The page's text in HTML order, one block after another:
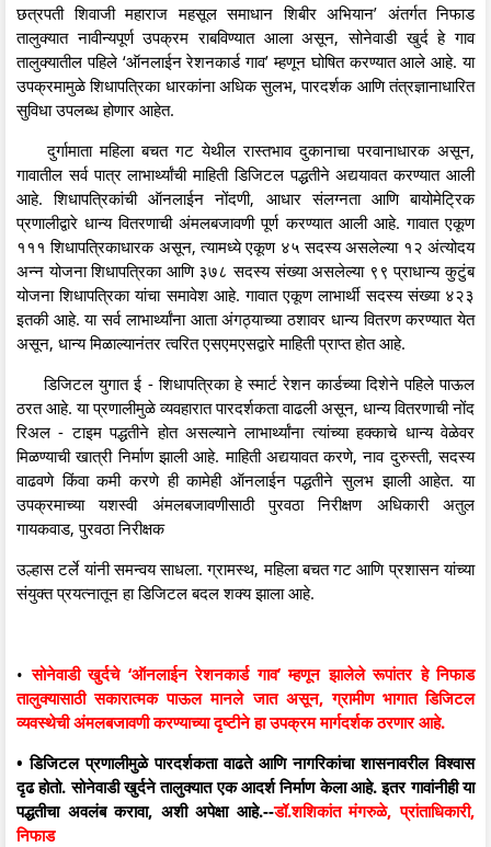
छत्रपती शिवाजी महाराज महसूल समाधान शिबीर अभियान’ अंतर्गत निफाड
तालुक्यात नावीन्यपूर्ण उपक्रम राबविण्यात आला असून, सोनेवाडी खुर्द हे गाव
तालुक्यातील पहिले ‘ऑनलाईन रेशनकार्ड गाव’ म्हणून घोषित करण्यात आले आहे. या
उपक्रमामुळे शिधापत्रिका धारकांना अधिक सुलभ, पारदर्शक आणि तंत्रज्ञानाधारित
सुविधा उपलब्ध होणार आहेत.
दुर्गामाता महिला बचत गट येथील रास्तभाव दुकानाचा परवानाधारक असून,
गावातील सर्व पात्र लाभार्थ्यांची माहिती डिजिटल पद्धतीने अद्ययावत करण्यात आली
आहे. शिधापत्रिकांची ऑनलाईन नोंदणी, आधार संलग्नता आणि बायोमेट्रिक
प्रणालीद्वारे धान्य वितरणाची अंमलबजावणी पूर्ण करण्यात आली आहे. गावात एकूण
१११ शिधापत्रिकाधारक असून, त्यामध्ये एकूण ४५ सदस्य असलेल्या १२ अंत्योदय
अन्न योजना शिधापत्रिका आणि ३७८ सदस्य संख्या असलेल्या ९९ प्राधान्य कुटुंब
योजना शिधापत्रिका यांचा समावेश आहे. गावात एकूण लाभार्थी सदस्य संख्या ४२३
इतकी आहे. या सर्व लाभार्थ्यांना आता अंगठ्याच्या ठशावर धान्य वितरण करण्यात येत
असून, धान्य मिळाल्यानंतर त्वरित एसएमएसद्वारे माहिती प्राप्त होत आहे.
डिजिटल युगात ई - शिधापत्रिका हे स्मार्ट रेशन कार्डच्या दिशेने पहिले पाऊल
ठरत आहे. या प्रणालीमुळे व्यवहारात पारदर्शकता वाढली असून, धान्य वितरणाची नोंद
रिअल - टाइम पद्धतीने होत असल्याने लाभार्थ्यांना त्यांच्या हक्काचे धान्य वेळेवर
मिळण्याची खात्री निर्माण झाली आहे. माहिती अद्ययावत करणे, नाव दुरुस्ती, सदस्य
वाढवणे किंवा कमी करणे ही कामेही ऑनलाईन पद्धतीने सुलभ झाली आहेत. या
उपक्रमाच्या यशस्वी अंमलबजावणीसाठी पुरवठा निरीक्षण अधिकारी अतुल
गायकवाड, पुरवठा निरीक्षक
उल्हास टर्ले यांनी समन्वय साधला. ग्रामस्थ, महिला बचत गट आणि प्रशासन यांच्या
संयुक्त प्रयत्नातून हा डिजिटल बदल शक्य झाला आहे.
•सोनेवाडी खुर्दचे ‘ऑनलाईन रेशनकार्ड गाव’ म्हणून झालेले रूपांतर हे निफाड
तालुक्यासाठी सकारात्मक पाऊल मानले जात असून, ग्रामीण भागात डिजिटल
व्यवस्थेची अंमलबजावणी करण्याच्या दृष्टीने हा उपक्रम मार्गदर्शक ठरणार आहे.
• डिजिटल प्रणालीमुळे पारदर्शकता वाढते आणि नागरिकांचा शासनावरील विश्वास
दृढ होतो. सोनेवाडी खुर्दने तालुक्यात एक आदर्श निर्माण केला आहे. इतर गावांनीही या
पद्धतीचा अवलंब करावा, अशी अपेक्षा आहे.--डॉ.शशिकांत मंगरुळे, प्रांताधिकारी,
निफाड